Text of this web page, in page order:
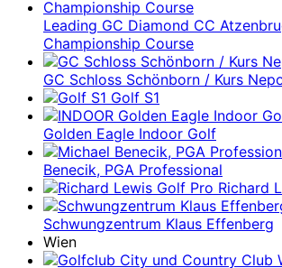
Leading GC Diamond CC
Championship Course
GC Schloss Schönborn / Kurs
Golf S1
Golden Eagle Indoor Golf
Benecik, PGA Professional
Richard
Schwungzentrum Klaus Effenberg
Wien